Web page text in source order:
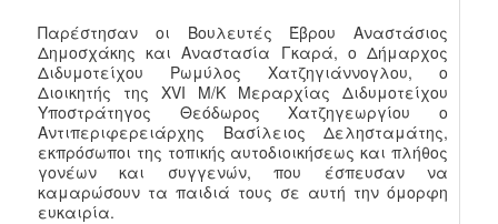
Παρέστησαν οι Βουλευτές Έβρου Αναστάσιος
Δημοσχάκης και Αναστασία Γκαρά, ο Δήμαρχος
Διδυμοτείχου Ρωμύλος Χατζηγιάννογλου, ο
Διοικητής της XVI Μ/Κ Μεραρχίας Διδυμοτείχου
Υποστράτηγος Θεόδωρος Χατζηγεωργίου ο
Αντιπεριφερειάρχης Βασίλειος Δελησταμάτης,
εκπρόσωποι της τοπικής αυτοδιοικήσεως και πλήθος
γονέων και συγγενών, που έσπευσαν να
καμαρώσουν τα παιδιά τους σε αυτή την όμορφη
ευκαιρία.